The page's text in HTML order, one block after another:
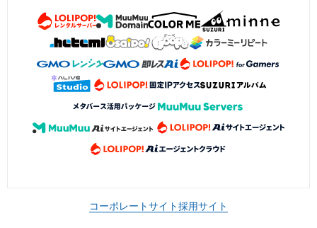
コーポレートサイト採用サイト